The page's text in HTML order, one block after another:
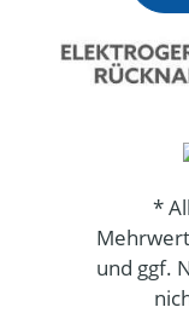
*
und ggf.